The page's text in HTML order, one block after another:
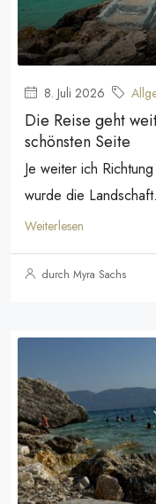
8. Juli 2026
Die Reise geht
schönsten Seite
Je weiter ich
wurde die
Weiterlesen
durch Myra Sachs